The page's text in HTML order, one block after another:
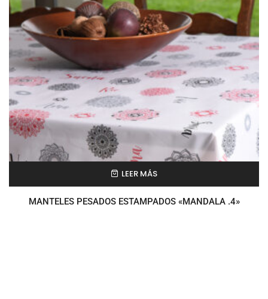
LEER MÁS
MANTELES PESADOS ESTAMPADOS «MANDALA .4»